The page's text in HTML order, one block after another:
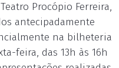
Procópio Ferreira,
antecipadamente
na bilheteria
feira, das 13h às 16h